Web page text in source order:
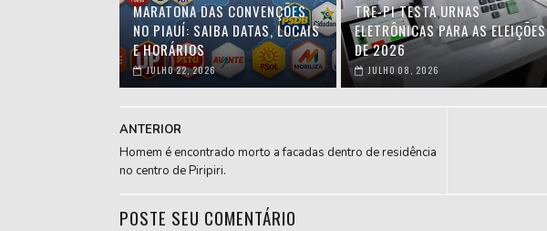
MARATONA DAS CONVENÇÕES
NO PIAUÍ: SAIBA DATAS, LOCAIS
E HORÁRIOS
JULHO 22, 2026
TRE-PI TESTA URNAS
ELETRÔNICAS PARA AS ELEIÇÕES
DE 2026
JULHO 08, 2026
ANTERIOR
Homem é encontrado morto a facadas dentro de residência
no centro de Piripiri.
POSTE SEU COMENTÁRIO